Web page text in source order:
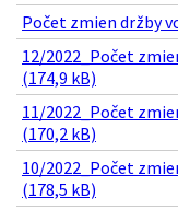
Počet zmien držby
12/2022_Počet
(174,9 kB)
11/2022_Počet
(170,2 kB)
10/2022_Počet
(178,5 kB)